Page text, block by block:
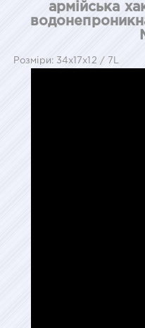
армійська
Розміри: 34х17х12 / 7L